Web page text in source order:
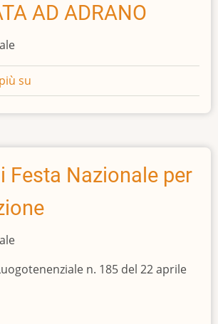
AD ADRANO
su
GRANDE
GUERRA
AD
ADRANO
Festa Nazionale per
n. 185 del 22 aprile